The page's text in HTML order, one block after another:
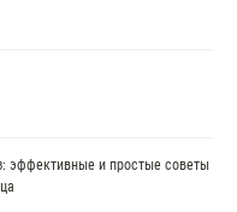
эффективные и простые советы